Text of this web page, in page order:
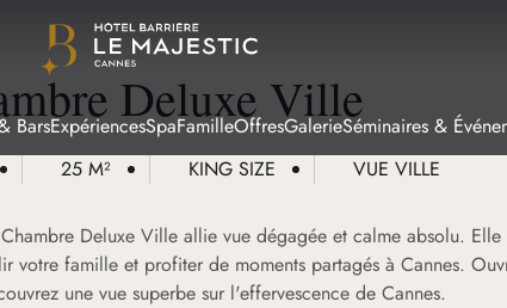
BarsExpériencesSpaFamilleOffresGalerieSéminaires &
Deluxe Ville
25 M² KING SIZE VUE VILLE
Deluxe Ville allie vue dégagée et calme absolu.
votre famille et profiter de moments partagés à Cannes.
une vue superbe sur l'effervescence de Cannes.